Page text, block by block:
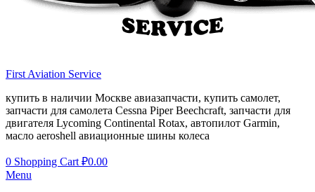
First Aviation Service
купить в наличии Москве авиазапчасти, купить самолет,
запчасти для самолета Cessna Piper Beechcraft, запчасти для
двигателя Lycoming Continental Rotax, автопилот Garmin,
масло aeroshell авиационные шины колеса
0 Shopping Cart ₽0.00
Menu